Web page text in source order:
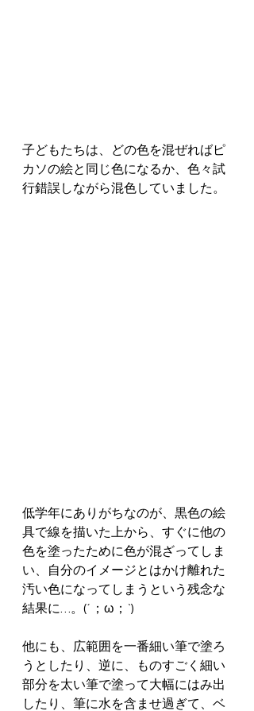
子どもたちは、どの色を混ぜればピ
カソの絵と同じ色になるか、色々試
行錯誤しながら混色していました。
低学年にありがちなのが、黒色の絵
具で線を描いた上から、すぐに他の
色を塗ったために色が混ざってしま
い、自分のイメージとはかけ離れた
汚い色になってしまうという残念な
結果に…。(´；ω；`)
他にも、広範囲を一番細い筆で塗ろ
うとしたり、逆に、ものすごく細い
部分を太い筆で塗って大幅にはみ出
したり、筆に水を含ませ過ぎて、ベ